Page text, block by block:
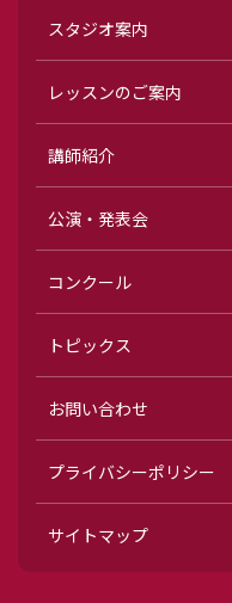
スタジオ案内
レッスンのご案内
講師紹介
公演・発表会
コンクール
トピックス
お問い合わせ
プライバシーポリシー
サイトマップ